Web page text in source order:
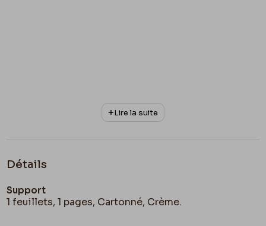
Lire la suite
Détails
Support
1 feuillets, 1 pages, Cartonné, Crème.